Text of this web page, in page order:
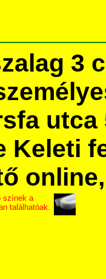
3
utca
Keleti
színek a
találhatóak.